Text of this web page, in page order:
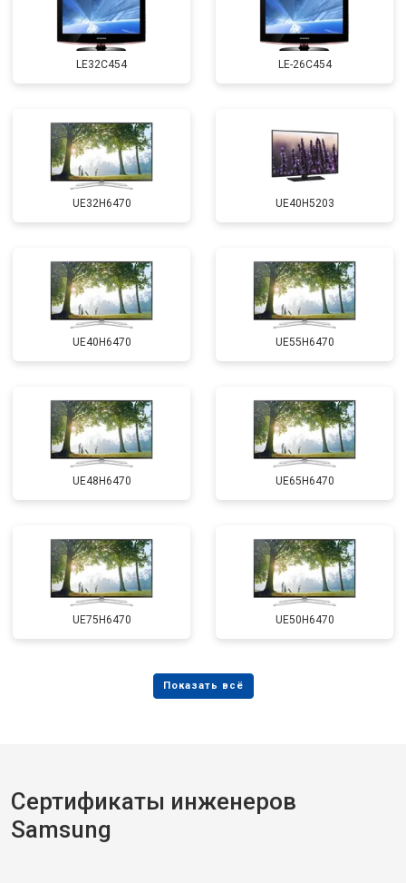
LE32C454 LE-26C454
UE32H6470 UE40H5203
UE40H6470 UE55H6470
UE48H6470 UE65H6470
UE75H6470 UE50H6470
Сертификаты инженеров
Samsung